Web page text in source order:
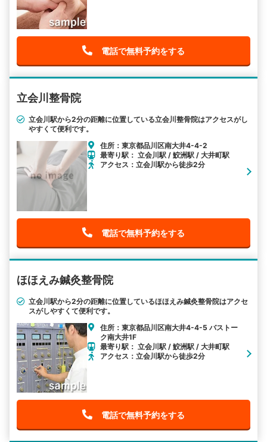
電話で無料予約をする
立会川整骨院
立会川駅から2分の距離に位置している立会川整骨院はアクセスがし
やすくて便利です。
住所：東京都品川区南大井4-4-2
最寄り駅： 立会川駅 / 鮫洲駅 / 大井町駅
アクセス：立会川駅から徒歩2分
電話で無料予約をする
ほほえみ鍼灸整骨院
立会川駅から2分の距離に位置しているほほえみ鍼灸整骨院はアクセ
スがしやすくて便利です。
住所：東京都品川区南大井4-4-5 バストー
ク南大井1F
最寄り駅： 立会川駅 / 鮫洲駅 / 大井町駅
アクセス：立会川駅から徒歩2分
電話で無料予約をする